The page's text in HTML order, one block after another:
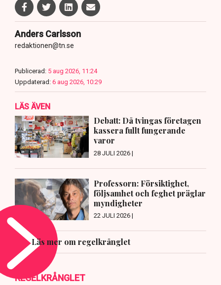
Anders Carlsson
redaktionen@tn.se
Publicerad: 5 aug 2026, 11:24
Uppdaterad: 6 aug 2026, 10:29
LÄS ÄVEN
Debatt: Då tvingas företagen
kassera fullt fungerande
varor
28 JULI 2026 |
Professorn: Försiktighet,
följsamhet och feghet präglar
myndigheter
22 JULI 2026 |
Läs mer om regelkrånglet
REGELKRÅNGLET